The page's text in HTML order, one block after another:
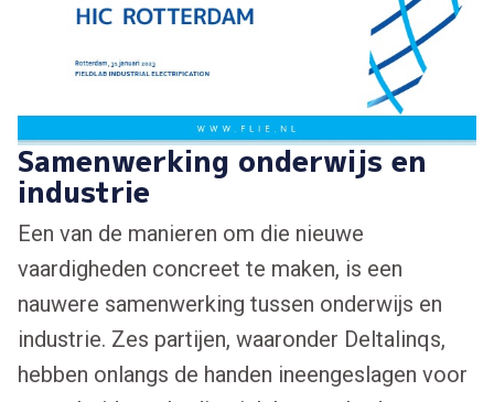
Samenwerking onderwijs en
industrie
Een van de manieren om die nieuwe
vaardigheden concreet te maken, is een
nauwere samenwerking tussen onderwijs en
industrie. Zes partijen, waaronder Deltalinqs,
hebben onlangs de handen ineengeslagen voor